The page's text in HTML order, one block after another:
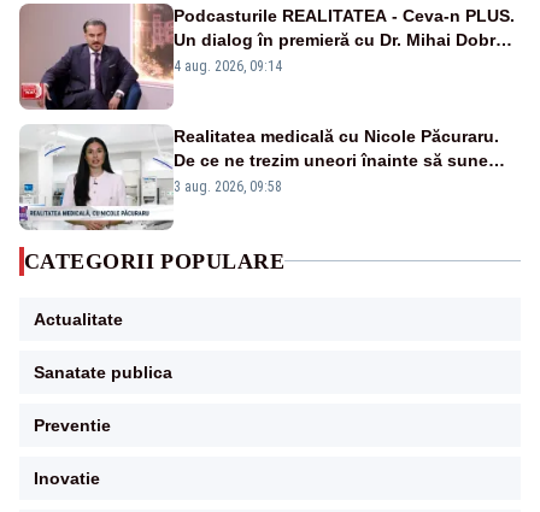
Podcasturile REALITATEA - Ceva-n PLUS.
Un dialog în premieră cu Dr. Mihai Dobra –
VIDEO
4 aug. 2026, 09:14
Realitatea medicală cu Nicole Păcuraru.
De ce ne trezim uneori înainte să sune
alarma?
3 aug. 2026, 09:58
CATEGORII POPULARE
Actualitate
Sanatate publica
Preventie
Inovatie